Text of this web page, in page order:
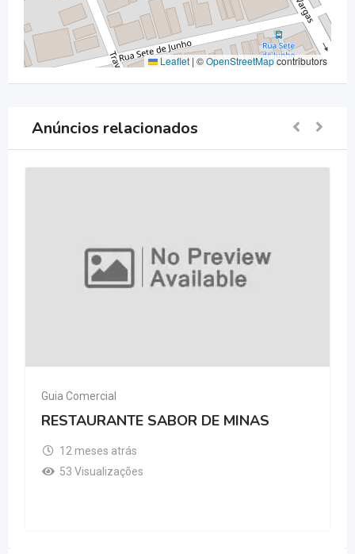
Leaflet | ©OpenStreetMapcontributors
Anúncios relacionados
Guia Comercial
RESTAURANTE SABOR DE MINAS
12 meses atrás
53 Visualizações